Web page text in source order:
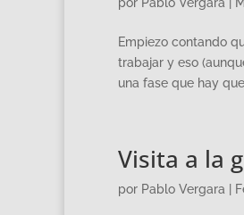
Empiezo contando
trabajar y eso
una fase que hay
Visita a la
por Pablo Vergara